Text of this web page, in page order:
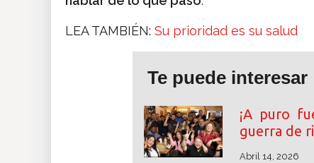
LEA TAMBIÉN: Su prioridad es su salud
Te puede interesar
¡A puro
guerra de
Abril 14, 2026